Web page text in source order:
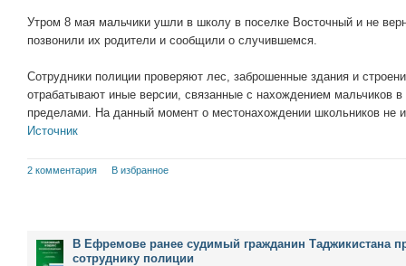
Утром 8 мая мальчики ушли в школу в поселке Восточный и не
позвонили их родители и сообщили о случившемся.
Сотрудники полиции проверяют лес, заброшенные здания и
отрабатывают иные версии, связанные с нахождением мальчиков
пределами. На данный момент о местонахождении школьников не
Источник
2 комментария В избранное
В Ефремове ранее судимый гражданин Таджикистана
сотруднику полиции